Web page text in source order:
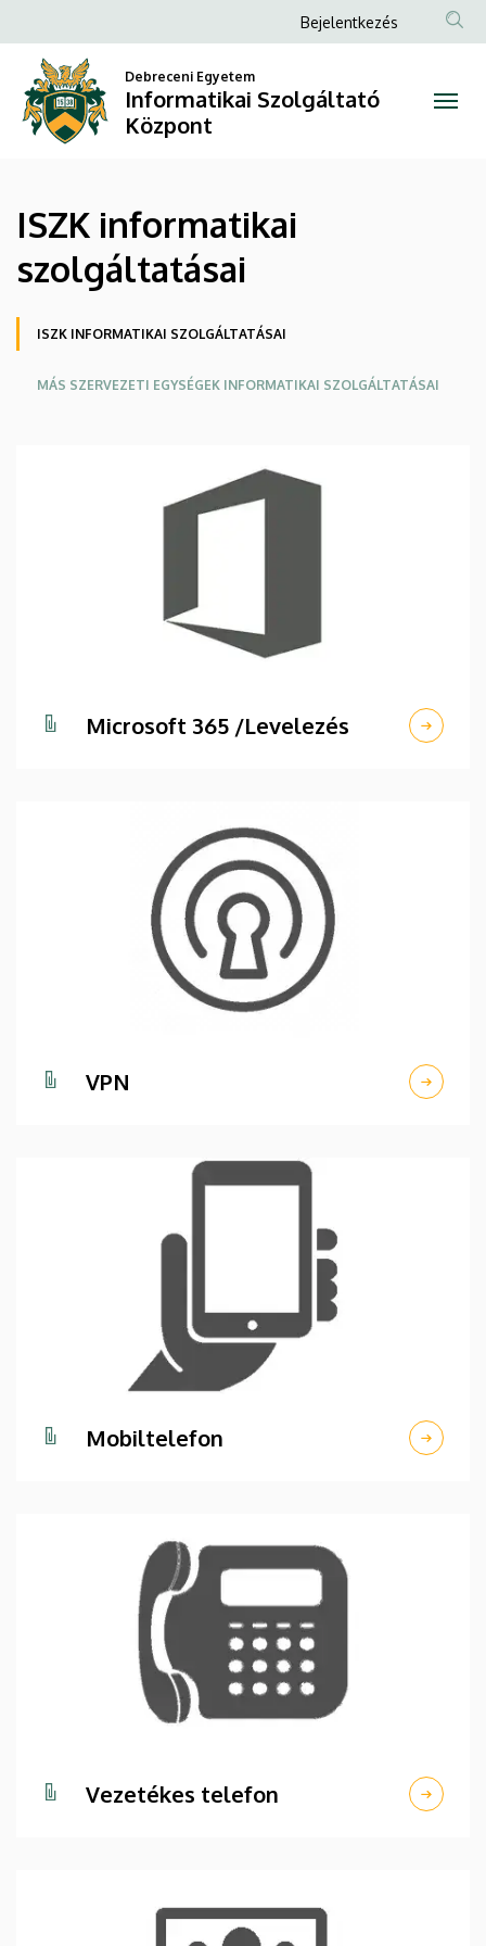
informatikai
szolgáltatásai
Informatikai
Szolgáltató
Központ
a
tartalomra
Anonim
fiók
menüje
Bejelentkezés
Debreceni Egyetem
Informatikai Szolgáltató
Központ
ISZK informatikai
szolgáltatásai
Oldalmenü
ISZK INFORMATIKAI SZOLGÁLTATÁSAI
MÁS SZERVEZETI EGYSÉGEK INFORMATIKAI SZOLGÁLTATÁSAI
Microsoft 365 /Levelezés
VPN
Mobiltelefon
Vezetékes telefon